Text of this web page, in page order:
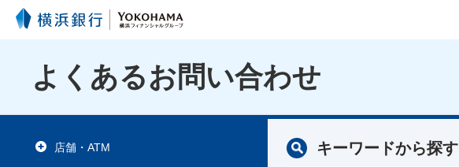
よくあるお問い合わせ
店舗・ATM キーワードから探す